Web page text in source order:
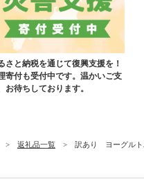
さと納税を通じて復興支援を！
寄付も受付中です。温かいご支
お待ちしております。
返礼品一覧 訳あり ヨーグル